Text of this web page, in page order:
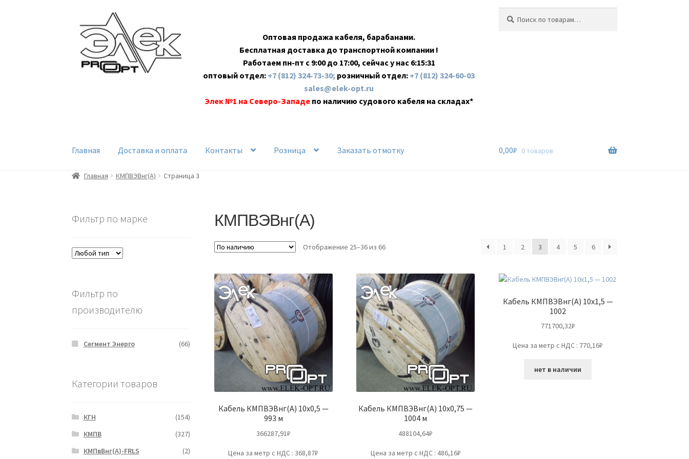
навигации
содержимому
Оптовая продажа кабеля, барабанами.
Бесплатная доставка до транспортной компании !
Работаем пн-пт с 9:00 до 17:00, сейчас у нас 6:15:31
оптовый отдел: +7 (812) 324-73-30; розничный отдел: +7 (812) 324-60-03
sales@elek-opt.ru
Элек №1 на Северо-Западе по наличию судового кабеля на складах*
Главная Доставка и оплата Контакты Розница Заказать отмотку 0,00₽ 0 товаров
Главная КМПВЭBнг(А) Страница 3
КМПВЭBнг(А)
Отображение 25–36 из 66 1 2 3 4 5 6
Кабель КМПВЭВнг(А) 10х0,5 —
993 м
366287,91₽
Цена за метр с НДС : 368,87₽
Кабель КМПВЭВнг(А) 10х0,75 —
1004 м
488104,64₽
Цена за метр с НДС : 486,16₽
Кабель КМПВЭВнг(А) 10х1,5 —
1002
771700,32₽
Цена за метр с НДС : 770,16₽
нет в наличии
Фильтр по марке
Фильтр по
производителю
Сегмент Энерго (66)
Категории товаров
КГН
(154)
КМПВ
(327)
КМПвВнг(А)-FRLS
(2)